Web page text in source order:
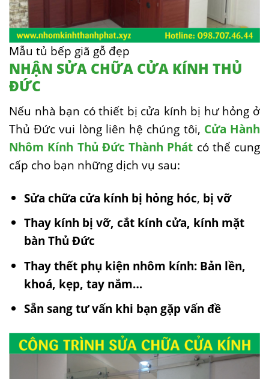
Mẫu tủ bếp giã gỗ đẹp
NHẬN SỬA CHỮA CỬA KÍNH THỦ
ĐỨC
Nếu nhà bạn có thiết bị cửa kính bị hư hỏng ở
Thủ Đức vui lòng liên hệ chúng tôi, Cửa Hành
Nhôm Kính Thủ Đức Thành Phát có thể cung
cấp cho bạn những dịch vụ sau:
Sửa chữa cửa kính bị hỏng hóc, bị vỡ
Thay kính bị vỡ, cắt kính cửa, kính mặt
bàn Thủ Đức
Thay thết phụ kiện nhôm kính: Bản lền,
khoá, kẹp, tay nắm…
Sẵn sang tư vấn khi bạn gặp vấn đề